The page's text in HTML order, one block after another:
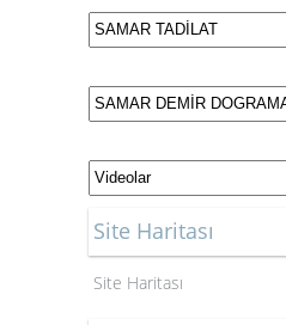
Site Haritası
Site Haritası